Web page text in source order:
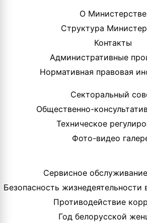
О Министерстве
Структура
Контакты
Административные
Нормативная правовая
Секторальный
Общественно-
Техническое
Фото-видео
Сервисное
Безопасность
Противодействие
Год белорусской